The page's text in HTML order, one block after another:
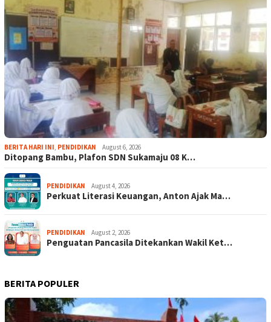
BERITA HARI INI, PENDIDIKAN August 6, 2026
Ditopang Bambu, Plafon SDN Sukamaju 08 K…
PENDIDIKAN August 4, 2026
Perkuat Literasi Keuangan, Anton Ajak Ma…
PENDIDIKAN August 2, 2026
Penguatan Pancasila Ditekankan Wakil Ket…
BERITA POPULER